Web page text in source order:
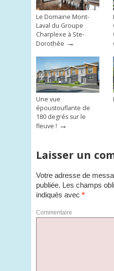
Le Domaine Mont-
Laval du Groupe
Charplexe à Ste-
Dorothée →
Une vue
époustouflante de
180 degrés sur le
fleuve ! →
Laisser un
Votre adresse de
publiée. Les champs
indiqués avec *
Commentaire